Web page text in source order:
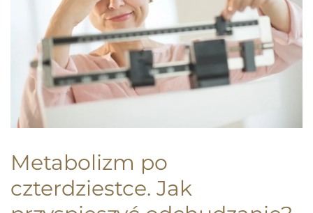
Metabolizm po
czterdziestce. Jak